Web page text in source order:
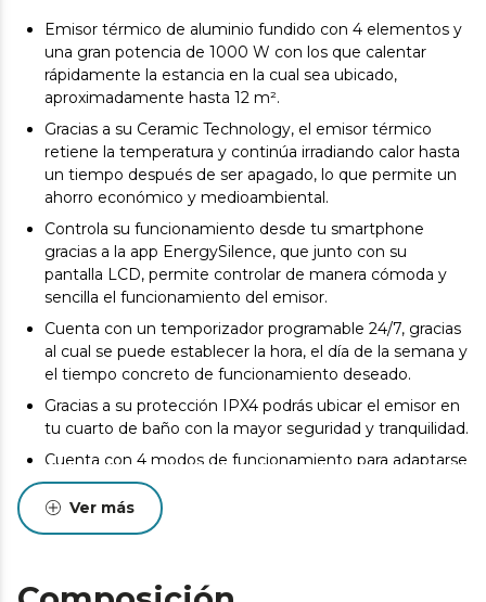
Emisor térmico de aluminio fundido con 4 elementos y
una gran potencia de 1000 W con los que calentar
rápidamente la estancia en la cual sea ubicado,
aproximadamente hasta 12 m².
Gracias a su Ceramic Technology, el emisor térmico
retiene la temperatura y continúa irradiando calor hasta
un tiempo después de ser apagado, lo que permite un
ahorro económico y medioambiental.
Controla su funcionamiento desde tu smartphone
gracias a la app EnergySilence, que junto con su
pantalla LCD, permite controlar de manera cómoda y
sencilla el funcionamiento del emisor.
Cuenta con un temporizador programable 24/7, gracias
al cual se puede establecer la hora, el día de la semana y
el tiempo concreto de funcionamiento deseado.
Gracias a su protección IPX4 podrás ubicar el emisor en
tu cuarto de baño con la mayor seguridad y tranquilidad.
Cuenta con 4 modos de funcionamiento para adaptarse
a las necesidades de cada momento, modo Confort,
modo Eco, modo Antihelada y modo Ventana abierta.
Permite seleccionar la temperatura deseada en la
temperatura ideal en cada momento y situación.
Ver más